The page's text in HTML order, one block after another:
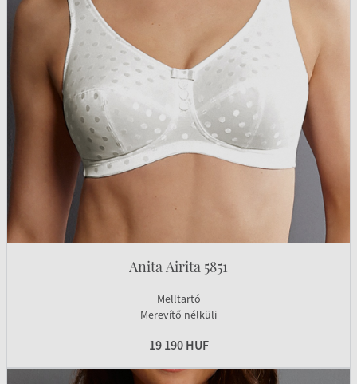
Anita Airita 5851
Melltartó
Merevítő nélküli
19 190 HUF